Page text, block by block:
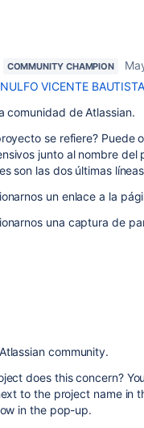
COMMUNITY CHAMPION
VICENTE BAUTISTA
comunidad de Atlassian.
se refiere? Puede
junto al nombre
son las dos últimas
un enlace a la
una captura de
community.
does this concern?
to the project name in
in the pop-up.